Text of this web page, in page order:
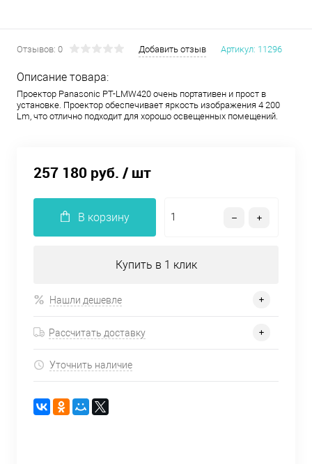
Отзывов: 0 Добавить отзыв Артикул: 11296
Описание товара:
Проектор Panasonic PT-LMW420 очень портативен и прост в
установке. Проектор обеспечивает яркость изображения 4 200
Lm, что отлично подходит для хорошо освещенных помещений.
257 180 руб. / шт
В корзину
Купить в 1 клик
Нашли дешевле
Рассчитать доставку
Уточнить наличие